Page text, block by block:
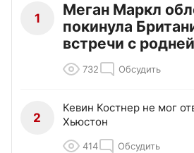
1
Меган Маркл
покинула
встречи с родней
732 Обсудить
2
Кевин Костнер не мог
Хьюстон
414 Обсудить